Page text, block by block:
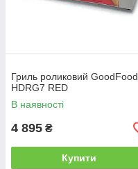
Гриль роликовий GoodFood
HDRG7 RED
В наявності
4 895 ₴
Купити